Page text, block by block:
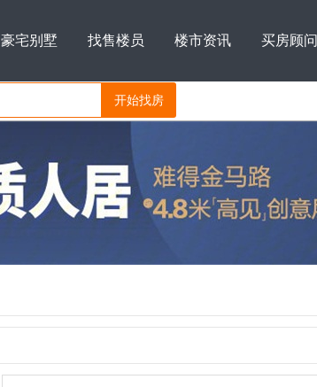
豪宅别墅 找售楼员 楼市资讯 买房顾问